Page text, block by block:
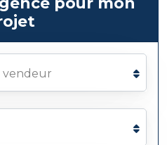
vendeur